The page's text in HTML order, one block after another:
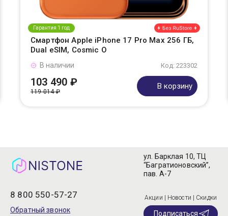
Гарантия 1 год
Смартфон Apple iPhone 17 Pro Max 256 ГБ,
Dual eSIM, Cosmic O
Код: 223302
В наличии
103 490 ₽
119 014 ₽
В корзину
8 800 550-57-27
Обратный звонок
ул. Барклая 10, ТЦ
“Багратионовский”,
пав. А-7
Акции | Новости | Скидки
Подписаться